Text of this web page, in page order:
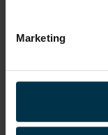
Marketing